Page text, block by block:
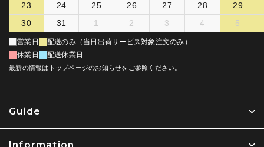
Guide
Information
23
24 25 26 27 28
29
30
31 1 2 3 4 5
営業日
配送のみ（当日出荷サービス対象注文のみ）
休業日
配送休業日
最新の情報はトップページのお知らせをご参照ください。